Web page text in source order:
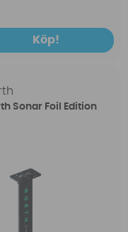
Köp!
Sonar Foil Edition